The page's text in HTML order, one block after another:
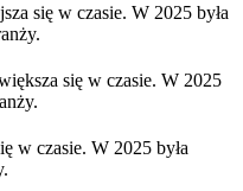
się w czasie. W 2025 była
się w czasie. W 2025
w czasie. W 2025 była